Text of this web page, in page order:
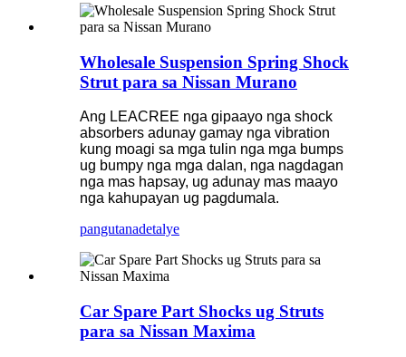
Wholesale Suspension Spring Shock
Strut para sa Nissan Murano
Ang LEACREE nga gipaayo nga shock
absorbers adunay gamay nga vibration
kung moagi sa mga tulin nga mga bumps
ug bumpy nga mga dalan, nga nagdagan
nga mas hapsay, ug adunay mas maayo
nga kahupayan ug pagdumala.
pangutanadetalye
Car Spare Part Shocks ug Struts
para sa Nissan Maxima